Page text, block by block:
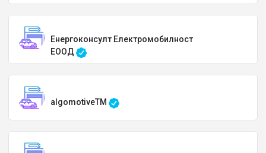
Енергоконсулт Електромобилност
ЕООД
algomotiveTM